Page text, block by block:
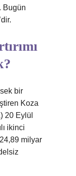
Bugün
bir
Koza
20 Eylül
ikinci
milyar